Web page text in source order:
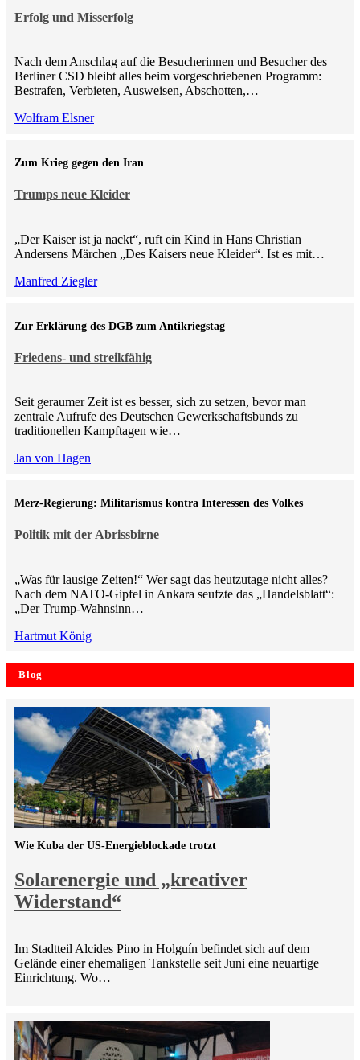
Erfolg und Misserfolg
Nach dem Anschlag auf die Besucherinnen und Besucher des
Berliner CSD bleibt alles beim vorgeschriebenen Programm:
Bestrafen, Verbieten, Ausweisen, Abschotten,…
Wolfram Elsner
Trumps neue Kleider
Zum Krieg gegen den Iran
„Der Kaiser ist ja nackt“, ruft ein Kind in Hans Christian
Andersens Märchen „Des Kaisers neue Kleider“. Ist es mit…
Manfred Ziegler
Friedens- und streikfähig
Zur Erklärung des DGB zum Antikriegstag
Seit geraumer Zeit ist es besser, sich zu setzen, bevor man
zentrale Aufrufe des Deutschen Gewerkschaftsbunds zu
traditionellen Kampftagen wie…
Jan von Hagen
Politik mit der Abrissbirne
Merz-Regierung: Militarismus kontra Inte­ressen des Volkes
„Was für lausige Zeiten!“ Wer sagt das heutzutage nicht alles?
Nach dem NATO-Gipfel in Ankara seufzte das „Handelsblatt“:
„Der Trump-Wahnsinn…
Hartmut König
Blog
Solarenergie und „kreativer
Widerstand“
Wie Kuba der US-Energieblockade trotzt
Im Stadtteil Alcides Pino in Holguín befindet sich auf dem
Gelände einer ehemaligen Tankstelle seit Juni eine neuartige
Einrichtung. Wo…